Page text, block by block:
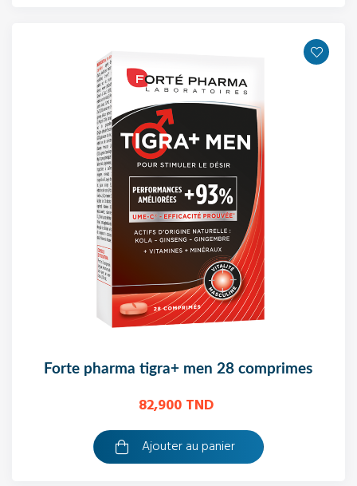
forte pharma tigra+ men 28 comprimes
82,900 TND
Ajouter au panier